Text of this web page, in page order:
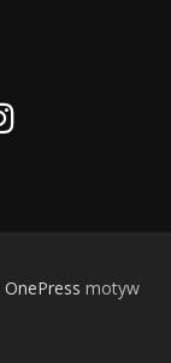
OnePress motyw